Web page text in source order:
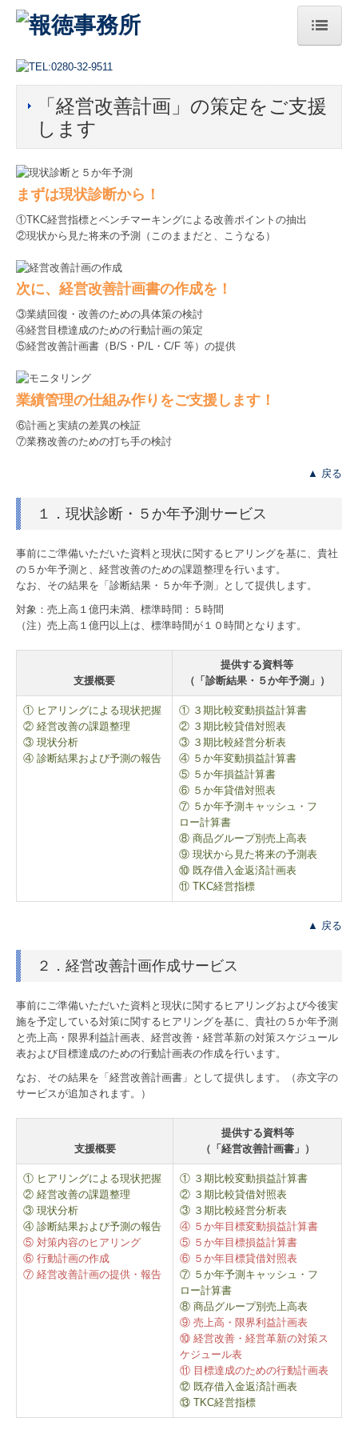
HOME
総本部
法人案内
ご挨拶
サステナビリティへの取組み
アクセス
セミナー案内
プレスリリース
著書
プライバシーポリシー
品質方針
業務内容
税務会計顧問
経営計画支援
中堅大企業支援
社会福祉法人支援
医業経営支援
お客様の声
採用メッセージ
職員インタビュー
キャリアプラン
数字で見る 報徳事務所
経営者オススメ情報
経営者お役立ち情報
電帳法・インボイス最新情報
証憑保存機能
経営改善計画の策定支援
経営改善オンデマンド講座
グループ通算（有利・不利）判定
関与先向け融資商品ご紹介
「経営改善計画」の策定をご支援
します
まずは現状診断から！
①TKC経営指標とベンチマーキングによる改善ポイントの抽出
②現状から見た将来の予測（このままだと、こうなる）
次に、経営改善計画書の作成を！
③業績回復・改善のための具体策の検討
④経営目標達成のための行動計画の策定
⑤経営改善計画書（B/S・P/L・C/F 等）の提供
業績管理の仕組み作りをご支援します！
⑥計画と実績の差異の検証
⑦業務改善のための打ち手の検討
▲ 戻る
１．現状診断・５か年予測サービス
事前にご準備いただいた資料と現状に関するヒアリングを基に、貴社
の５か年予測と、経営改善のための課題整理を行います。
なお、その結果を「診断結果・５か年予測」として提供します。
対象：売上高１億円未満、標準時間：５時間
（注）売上高１億円以上は、標準時間が１０時間となります。
支援概要
提供する資料等
（「診断結果・５か年予測」）
① ヒアリングによる現状把握
② 経営改善の課題整理
③ 現状分析
④ 診断結果および予測の報告
① ３期比較変動損益計算書
② ３期比較貸借対照表
③ ３期比較経営分析表
④ ５か年変動損益計算書
⑤ ５か年損益計算書
⑥ ５か年貸借対照表
⑦ ５か年予測キャッシュ・フ
ロー計算書
⑧ 商品グループ別売上高表
⑨ 現状から見た将来の予測表
⑩ 既存借入金返済計画表
⑪ TKC経営指標
▲ 戻る
２．経営改善計画作成サービス
事前にご準備いただいた資料と現状に関するヒアリングおよび今後実
施を予定している対策に関するヒアリングを基に、貴社の５か年予測
と売上高・限界利益計画表、経営改善・経営革新の対策スケジュール
表および目標達成のための行動計画表の作成を行います。
なお、その結果を「経営改善計画書」として提供します。（赤文字の
サービスが追加されます。）
支援概要
提供する資料等
（「経営改善計画書」）
① ヒアリングによる現状把握
② 経営改善の課題整理
③ 現状分析
④ 診断結果および予測の報告
⑤ 対策内容のヒアリング
⑥ 行動計画の作成
⑦ 経営改善計画の提供・報告
① ３期比較変動損益計算書
② ３期比較貸借対照表
③ ３期比較経営分析表
④ ５か年目標変動損益計算書
⑤ ５か年目標損益計算書
⑥ ５か年目標貸借対照表
⑦ ５か年予測キャッシュ・フ
ロー計算書
⑧ 商品グループ別売上高表
⑨ 売上高・限界利益計画表
⑩ 経営改善・経営革新の対策ス
ケジュール表
⑪ 目標達成のための行動計画表
⑫ 既存借入金返済計画表
⑬ TKC経営指標